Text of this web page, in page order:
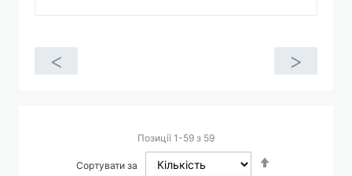
< >
Позиції1 -59 з 59
Сортувати за